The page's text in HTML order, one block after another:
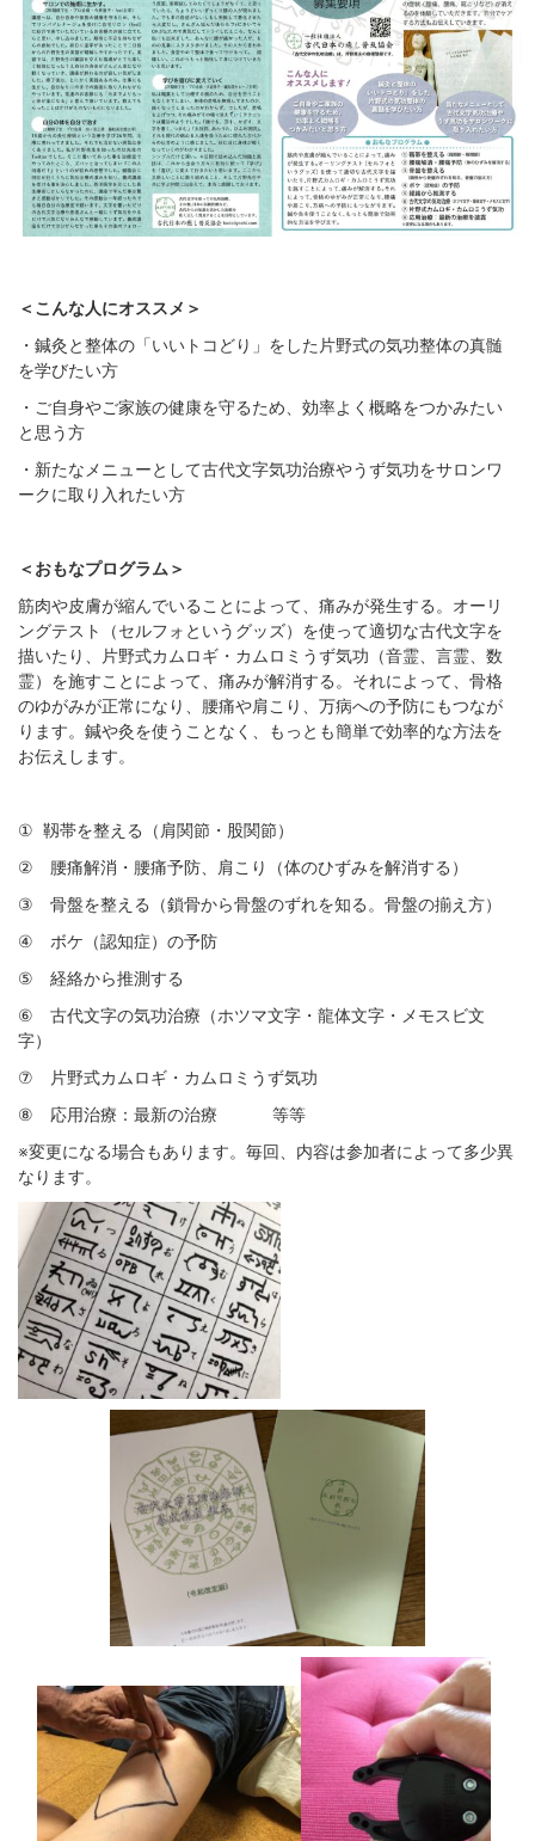
＜こんな人にオススメ＞
・鍼灸と整体の「いいトコどり」をした片野式の気功整体の真髄
を学びたい方
・ご自身やご家族の健康を守るため、効率よく概略をつかみたい
と思う方
・新たなメニューとして古代文字気功治療やうず気功をサロンワ
ークに取り入れたい方
＜おもなプログラム＞
筋肉や皮膚が縮んでいることによって、痛みが発生する。オーリ
ングテスト（セルフォというグッズ）を使って適切な古代文字を
描いたり、片野式カムロギ・カムロミうず気功（音霊、言霊、数
霊）を施すことによって、痛みが解消する。それによって、骨格
のゆがみが正常になり、腰痛や肩こり、万病への予防にもつなが
ります。鍼や灸を使うことなく、もっとも簡単で効率的な方法を
お伝えします。
① 靱帯を整える（肩関節・股関節）
② 腰痛解消・腰痛予防、肩こり（体のひずみを解消する）
③ 骨盤を整える（鎖骨から骨盤のずれを知る。骨盤の揃え方）
④ ボケ（認知症）の予防
⑤ 経絡から推測する
⑥ 古代文字の気功治療（ホツマ文字・龍体文字・メモスビ文
字）
⑦ 片野式カムロギ・カムロミうず気功
⑧ 応用治療：最新の治療 等等
※変更になる場合もあります。毎回、内容は参加者によって多少異
なります。